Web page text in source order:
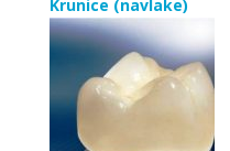
Krunice (navlake)